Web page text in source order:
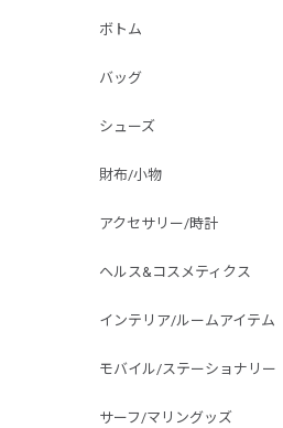
ボトム
バッグ
シューズ
財布/小物
アクセサリー/時計
ヘルス&コスメティクス
インテリア/ルームアイテム
モバイル/ステーショナリー
サーフ/マリングッズ